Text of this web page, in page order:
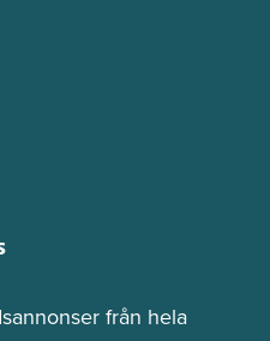
från hela